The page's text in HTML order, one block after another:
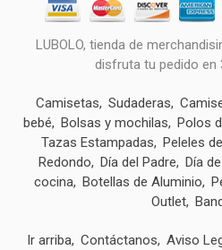
LUBOLO, tienda de
disfruta tu pedido en
Camisetas Sudaderas
bebé
Bolsas y mochilas Polos
Tazas Estampadas
Peleles
Redondo
Día del Padre Día
cocina Botellas de Aluminio
Outlet
Ir arriba Contáctanos Aviso